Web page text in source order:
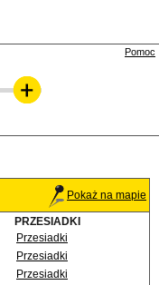
Pomoc
Pokaż na mapie
PRZESIADKI
Przesiadki
Przesiadki
Przesiadki